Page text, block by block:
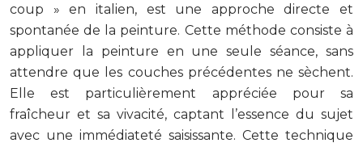
coup » en italien, est une approche directe et
spontanée de la peinture. Cette méthode consiste à
appliquer la peinture en une seule séance, sans
attendre que les couches précédentes ne sèchent.
Elle est particulièrement appréciée pour sa
fraîcheur et sa vivacité, captant l’essence du sujet
avec une immédiateté saisissante. Cette technique